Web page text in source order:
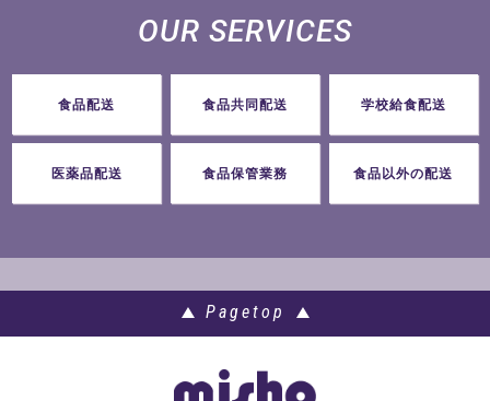
OUR SERVICES
食品配送 食品共同配送 学校給食配送
医薬品配送 食品保管業務 食品以外の配送
Pagetop